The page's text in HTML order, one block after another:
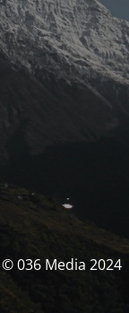
© 036 Media 2024